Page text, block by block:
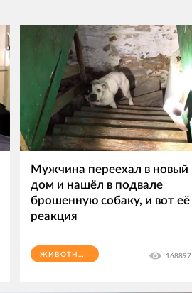
Мужчина переехал в новый
дом и нашёл в подвале
брошенную собаку, и вот её
реакция
ЖИВОТНЫЕ 168897